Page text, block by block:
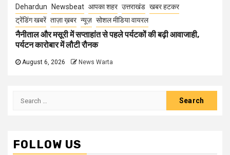
Dehardun Newsbeat आपका शहर उत्तराखंड खबर हटकर
ट्रेंडिंग खबरें ताज़ा ख़बर न्यूज़ सोशल मीडिया वायरल
नैनीताल और मसूरी में सप्ताहांत से पहले पर्यटकों की बढ़ी आवाजाही,
पर्यटन कारोबार में लौटी रौनक
August 6, 2026 News Warta
Search
FOLLOW US